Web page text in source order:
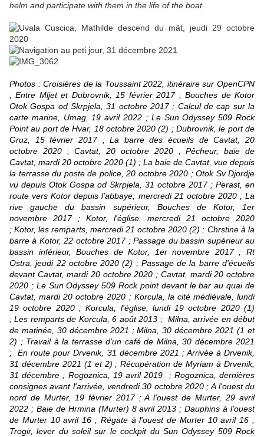
helm and participate with them in the life of the boat.
Photos : Croisières de la Toussaint 2022, itinéraire sur OpenCPN
; Entre Mljet et Dubrovnik, 15 février 2017 ; Bouches de Kotor
Otok Gospa od Skrpjela, 31 octobre 2017 ; Calcul de cap sur la
carte marine, Umag, 19 avril 2022 ; Le Sun Odyssey 509 Rock
Point au port de Hvar, 18 octobre 2020 (2) ; Dubrovnik, le port de
Gruz, 15 février 2017 ; La barre des écueils de Cavtat, 20
octobre 2020 ; Cavtat, 20 octobre 2020 ; Pêcheur, baie de
Cavtat, mardi 20 octobre 2020 (1) ; La baie de Cavtat, vue depuis
la terrasse du poste de police, 20 octobre 2020 ; Otok Sv Djordje
vu depuis Otok Gospa od Skrpjela, 31 octobre 2017 ; Perast, en
route vers Kotor depuis l'abbaye, mercredi 21 octobre 2020 ; La
rive gauche du bassin supérieur, Bouches de Kotor, 1er
novembre 2017 ; Kotor, l'église, mercredi 21 octobre 2020
; Kotor, les remparts, mercredi 21 octobre 2020 (2) ; Chrstine à la
barre à Kotor, 22 octobre 2017 ; Passage du bassin supérieur au
bassin inférieur, Bouches de Kotor, 1er novembre 2017 ; Rt
Ostra, jeudi 22 octobre 2020 (2) ; Passage de la barre d'écueils
devant Cavtat, mardi 20 octobre 2020 ; Cavtat, mardi 20 octobre
2020 ; Le Sun Odyssey 509 Rock point devant le bar au quai de
Cavtat, mardi 20 octobre 2020 ; Korcula, la cité médiévale, lundi
19 octobre 2020 ; Korcula, l'église, lundi 19 octobre 2020 (1)
; Les remparts de Korcula, 6 août 2013 ; Milna, arrivée en début
de matinée, 30 décembre 2021 ; Milna, 30 décembre 2021 (1 et
2) ; Travail à la terrasse d'un café de Milna, 30 décembre 2021
; En route pour Drvenik, 31 décembre 2021 ; Arrivée à Drvenik,
31 décembre 2021 (1 et 2) ; Récupération de Myriam à Drvenik,
31 décembre ; Rogoznica, 19 avril 2019 ; Rogoznica, dernières
consignes avant l'arrivée, vendredi 30 octobre 2020 ; A l'ouest du
nord de Murter, 19 février 2017 ; A l'ouest de Murter, 29 avril
2022 ; Baie de Hrmina (Murter) 8 avril 2013 ; Dauphins à l'ouest
de Murter 10 avril 16 ; Régate à l'ouest de Murter 10 avril 16 ;
Trogir, lever du soleil sur le cockpit du Sun Odyssey 509 Rock